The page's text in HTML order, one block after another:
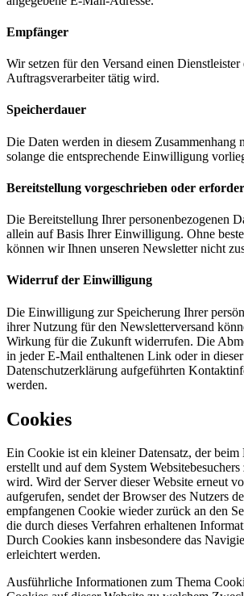
Empfänger
Wir setzen für den Versand einen Dienstleister
Auftragsverarbeiter tätig wird.
Speicherdauer
Die Daten werden in diesem Zusammenhang
solange die entsprechende Einwilligung
Bereitstellung vorgeschrieben oder
Die Bereitstellung Ihrer personenbezogenen
allein auf Basis Ihrer Einwilligung. Ohne
können wir Ihnen unseren Newsletter nicht
Widerruf der Einwilligung
Die Einwilligung zur Speicherung Ihrer
ihrer Nutzung für den Newsletterversand
Wirkung für die Zukunft widerrufen. Die
in jeder E-Mail enthaltenen Link oder in dieser
Datenschutzerklärung aufgeführten
werden.
Cookies
Ein Cookie ist ein kleiner Datensatz, der beim
erstellt und auf dem System
wird. Wird der Server dieser Website erneut
aufgerufen, sendet der Browser des Nutzers
empfangenen Cookie wieder zurück an den
die durch dieses Verfahren erhaltenen
Durch Cookies kann insbesondere das
erleichtert werden.
Ausführliche Informationen zum Thema